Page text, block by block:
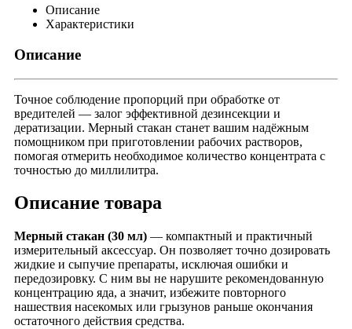
Описание
Характеристики
Описание
Точное соблюдение пропорций при обработке от
вредителей — залог эффективной дезинсекции и
дератизации. Мерный стакан станет вашим надёжным
помощником при приготовлении рабочих растворов,
помогая отмерить необходимое количество концентрата с
точностью до миллилитра.
Описание товара
Мерный стакан (30 мл) — компактный и практичный
измерительный аксессуар. Он позволяет точно дозировать
жидкие и сыпучие препараты, исключая ошибки и
передозировку. С ним вы не нарушите рекомендованную
концентрацию яда, а значит, избежите повторного
нашествия насекомых или грызунов раньше окончания
остаточного действия средства.